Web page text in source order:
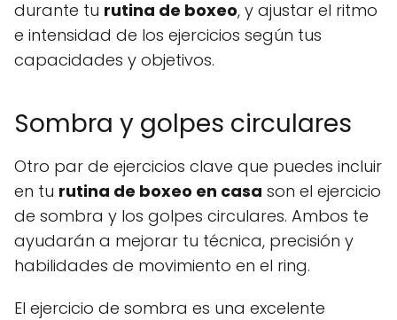
durante tu rutina de boxeo, y ajustar el ritmo
e intensidad de los ejercicios según tus
capacidades y objetivos.
Sombra y golpes circulares
Otro par de ejercicios clave que puedes incluir
en tu rutina de boxeo en casa son el ejercicio
de sombra y los golpes circulares. Ambos te
ayudarán a mejorar tu técnica, precisión y
habilidades de movimiento en el ring.
El ejercicio de sombra es una excelente